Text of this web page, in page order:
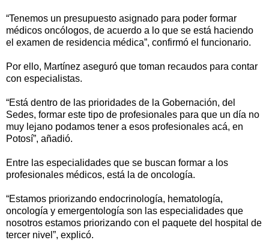
“Tenemos un presupuesto asignado para poder formar
médicos oncólogos, de acuerdo a lo que se está haciendo
el examen de residencia médica”, confirmó el funcionario.
Por ello, Martínez aseguró que toman recaudos para contar
con especialistas.
“Está dentro de las prioridades de la Gobernación, del
Sedes, formar este tipo de profesionales para que un día no
muy lejano podamos tener a esos profesionales acá, en
Potosí”, añadió.
Entre las especialidades que se buscan formar a los
profesionales médicos, está la de oncología.
“Estamos priorizando endocrinología, hematología,
oncología y emergentología son las especialidades que
nosotros estamos priorizando con el paquete del hospital de
tercer nivel”, explicó.